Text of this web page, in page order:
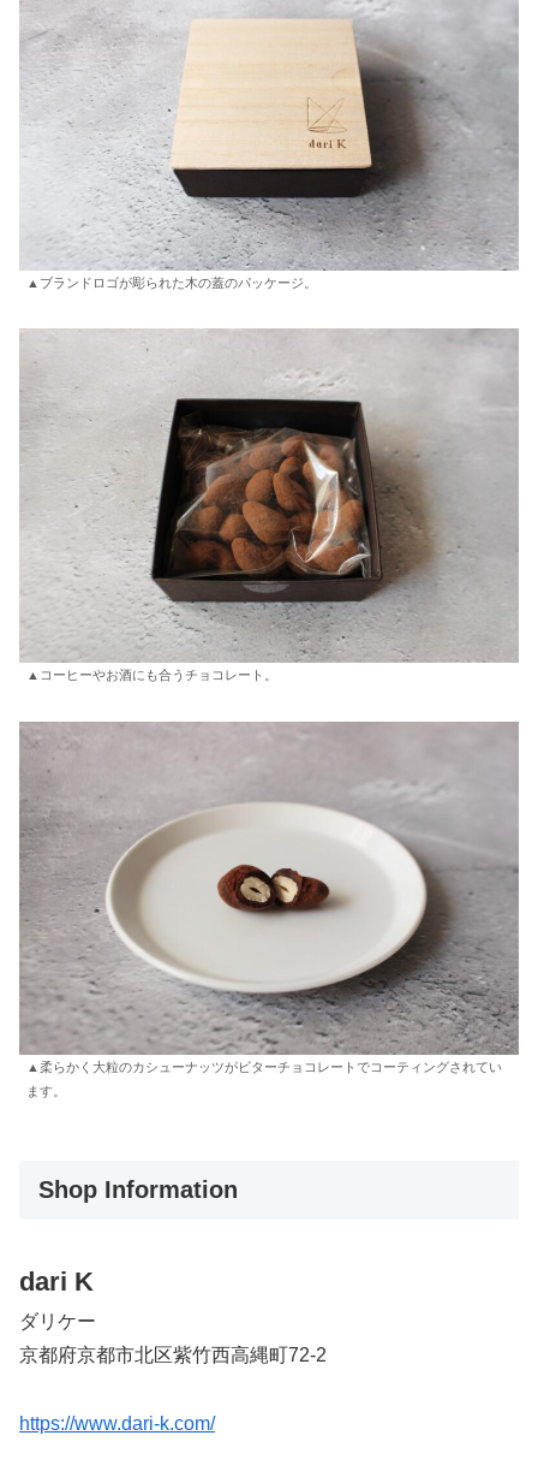
▲ブランドロゴが彫られた木の蓋のパッケージ。
▲コーヒーやお酒にも合うチョコレート。
▲柔らかく大粒のカシューナッツがビターチョコレートでコーティングされてい
ます。
Shop Information
dari K
ダリケー
京都府京都市北区紫竹西高縄町72-2
https://www.dari-k.com/